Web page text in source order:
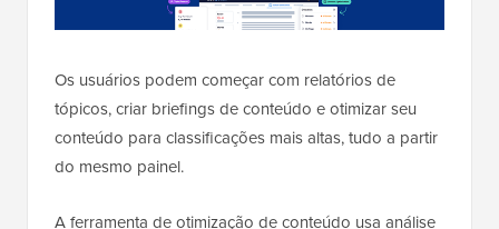
Os usuários podem começar com relatórios de
tópicos, criar briefings de conteúdo e otimizar seu
conteúdo para classificações mais altas, tudo a partir
do mesmo painel.
A ferramenta de otimização de conteúdo usa análise